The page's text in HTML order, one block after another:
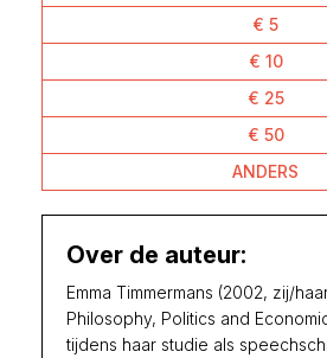
€ 5
€ 10
€ 25
€ 50
ANDERS
Over de auteur:
Emma Timmermans (2002, zij/
Philosophy, Politics and
tijdens haar studie als